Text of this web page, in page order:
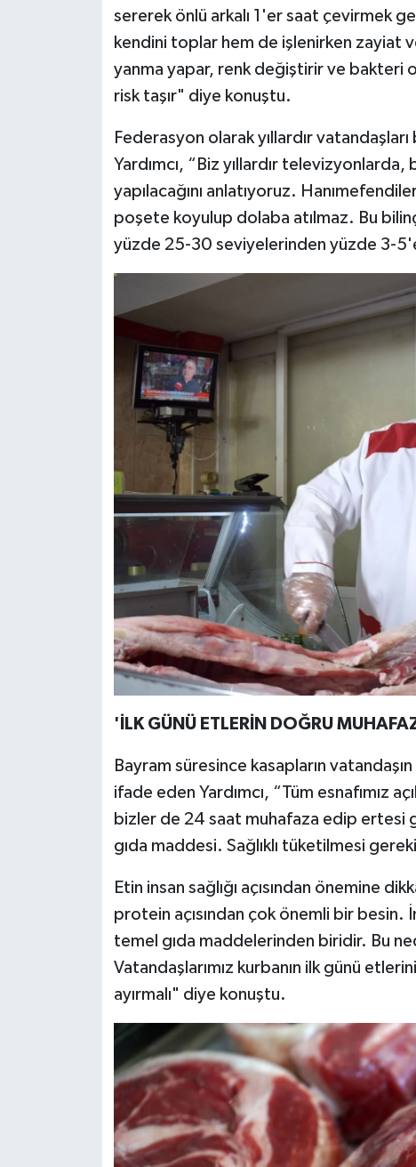
sererek önlü arkalı 1'er saat çevirmek
kendini toplar hem de işlenirken zayiat
yanma yapar, renk değiştirir ve bakteri
risk taşır" diye konuştu.
Federasyon olarak yıllardır
Yardımcı, “Biz yıllardır televizyonlarda,
yapılacağını anlatıyoruz.
poşete koyulup dolaba atılmaz. Bu
yüzde 25-30 seviyelerinden yüzde 3-
'İLK GÜNÜ ETLERİN DOĞRU
Bayram süresince kasapların
ifade eden Yardımcı, “Tüm esnafımız
bizler de 24 saat muhafaza edip ertesi
gıda maddesi. Sağlıklı tüketilmesi
Etin insan sağlığı açısından önemine
protein açısından çok önemli bir besin.
temel gıda maddelerinden biridir. Bu
Vatandaşlarımız kurbanın ilk günü
ayırmalı" diye konuştu.